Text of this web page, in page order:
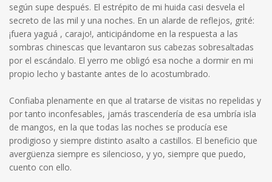
según supe después. El estrépito de mi huida casi desvela el
secreto de las mil y una noches. En un alarde de reflejos, grité:
¡fuera yaguá , carajo!, anticipándome en la respuesta a las
sombras chinescas que levantaron sus cabezas sobresaltadas
por el escándalo. El yerro me obligó esa noche a dormir en mi
propio lecho y bastante antes de lo acostumbrado.
Confiaba plenamente en que al tratarse de visitas no repelidas y
por tanto inconfesables, jamás trascendería de esa umbría isla
de mangos, en la que todas las noches se producía ese
prodigioso y siempre distinto asalto a castillos. El beneficio que
avergüenza siempre es silencioso, y yo, siempre que puedo,
cuento con ello.